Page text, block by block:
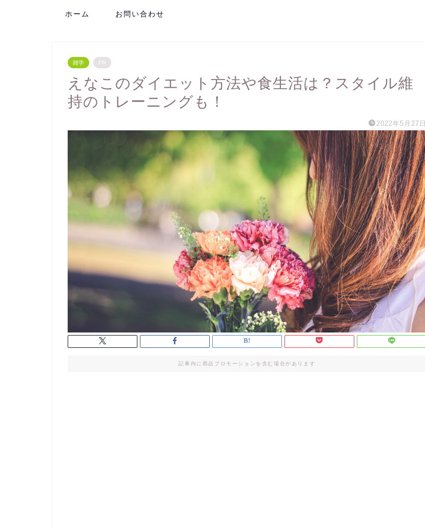
ホーム お問い合わせ
雑学 PR
えなこのダイエット方法や食生活は？スタイル維
持のトレーニングも！
2022年5月27日
記事内に商品プロモーションを含む場合があります